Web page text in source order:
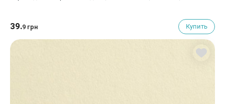
39.9 грн Купить